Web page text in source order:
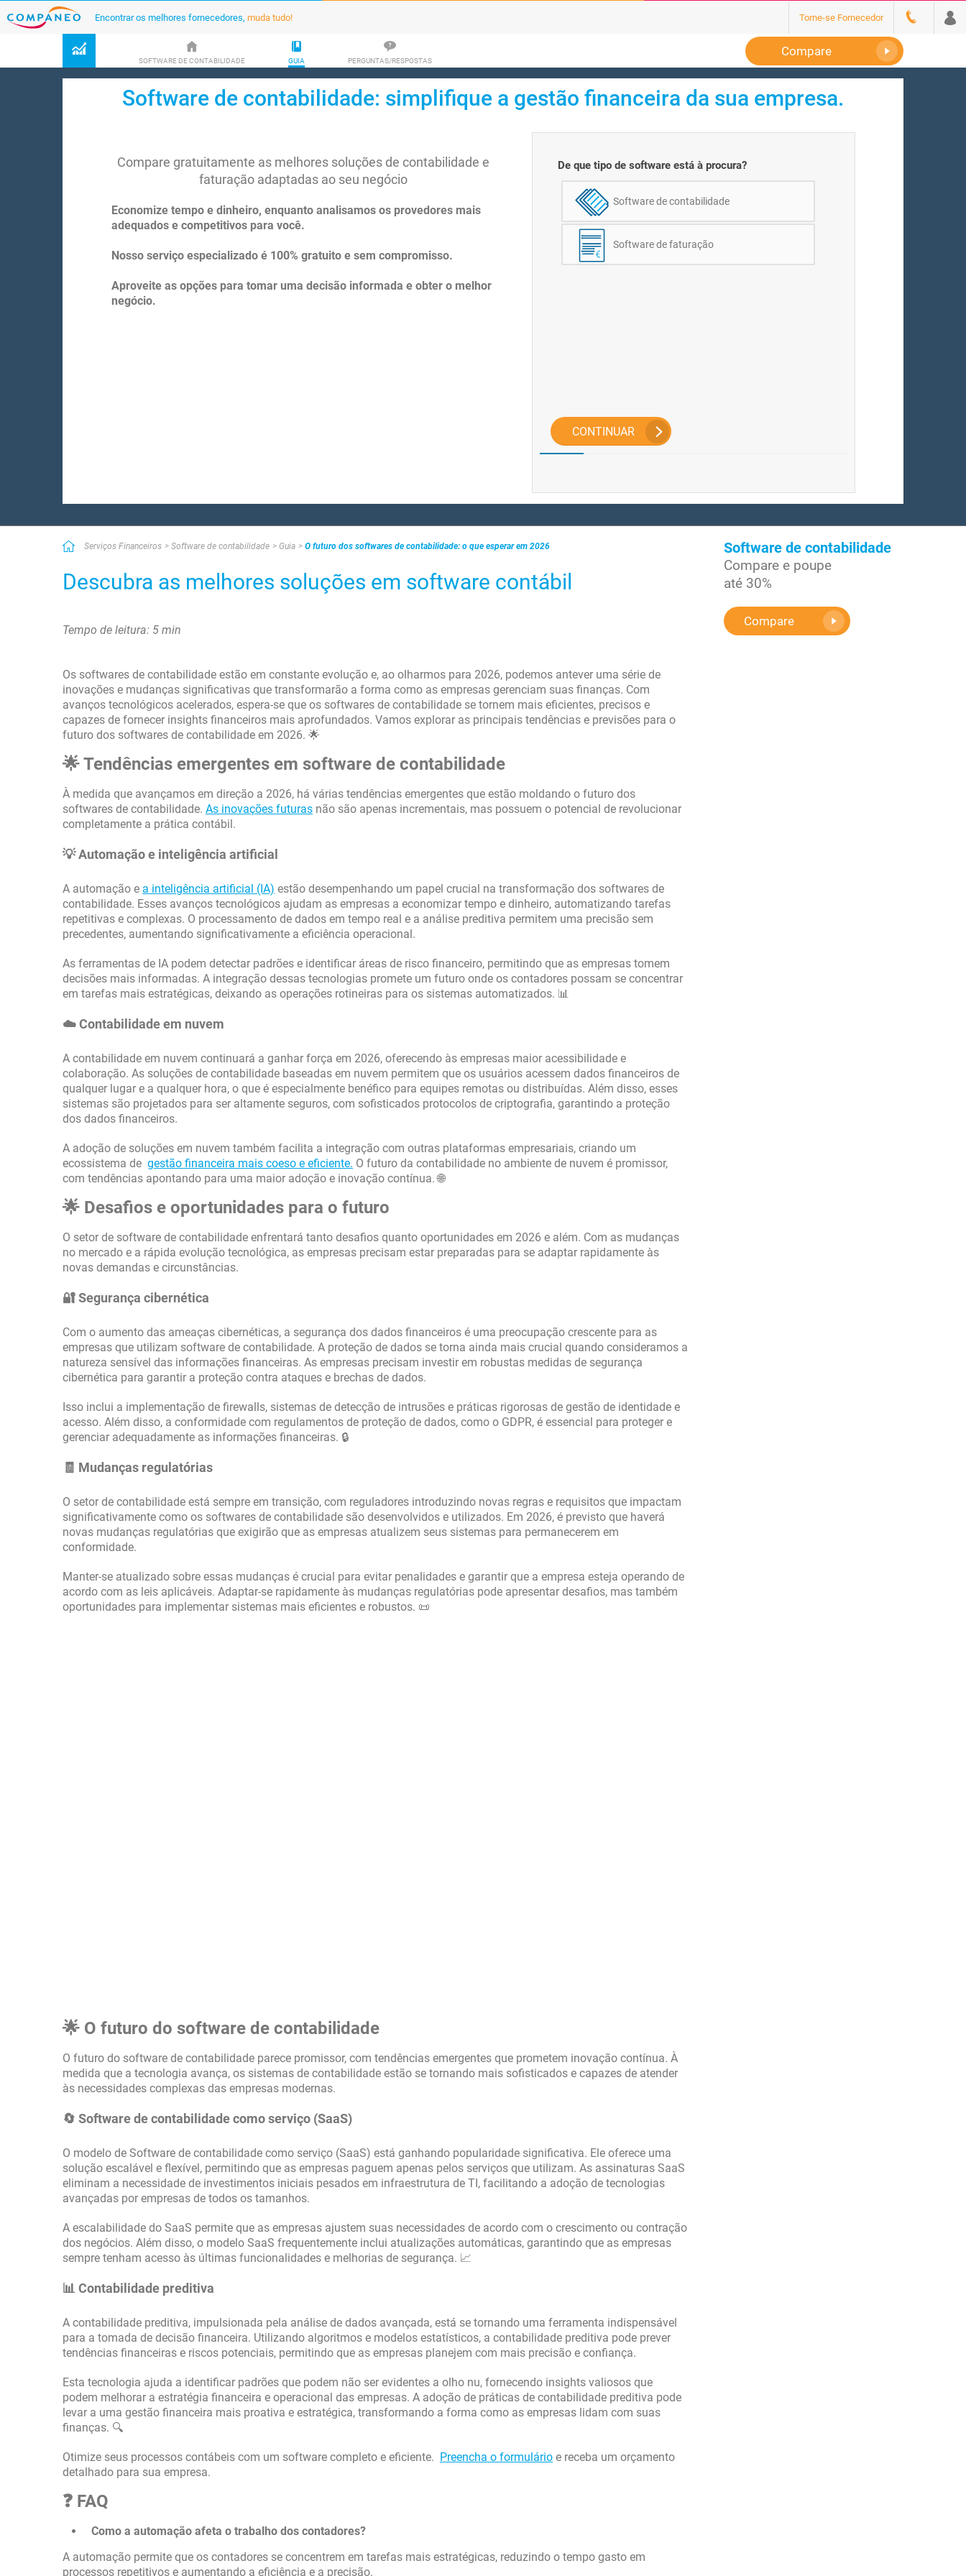
Encontrar os melhores fornecedores, muda tudo! Torne-se Fornecedor
SOFTWARE DE CONTABILIDADE GUIA PERGUNTAS/RESPOSTAS
Compare
Software de contabilidade: simplifique a gestão financeira da sua empresa.
Compare gratuitamente as melhores soluções de contabilidade e
faturação adaptadas ao seu negócio
Economize tempo e dinheiro, enquanto analisamos os provedores mais
adequados e competitivos para você.
Nosso serviço especializado é 100% gratuito e sem compromisso.
Aproveite as opções para tomar uma decisão informada e obter o melhor
negócio.
De que tipo de software está à procura?
Software de contabilidade
Software de faturação
CONTINUAR
Serviços Financeiros Software de contabilidade Guia O futuro dos softwares de contabilidade: o que esperar em 2026
Descubra as melhores soluções em software contábil
Tempo de leitura: 5 min
Os softwares de contabilidade estão em constante evolução e, ao olharmos para 2026, podemos antever uma série de
inovações e mudanças significativas que transformarão a forma como as empresas gerenciam suas finanças. Com
avanços tecnológicos acelerados, espera-se que os softwares de contabilidade se tornem mais eficientes, precisos e
capazes de fornecer insights financeiros mais aprofundados. Vamos explorar as principais tendências e previsões para o
futuro dos softwares de contabilidade em 2026. 🌟
🌟 Tendências emergentes em software de contabilidade
À medida que avançamos em direção a 2026, há várias tendências emergentes que estão moldando o futuro dos
softwares de contabilidade. As inovações futuras não são apenas incrementais, mas possuem o potencial de revolucionar
completamente a prática contábil.
💡 Automação e inteligência artificial
A automação e a inteligência artificial (IA) estão desempenhando um papel crucial na transformação dos softwares de
contabilidade. Esses avanços tecnológicos ajudam as empresas a economizar tempo e dinheiro, automatizando tarefas
repetitivas e complexas. O processamento de dados em tempo real e a análise preditiva permitem uma precisão sem
precedentes, aumentando significativamente a eficiência operacional.
As ferramentas de IA podem detectar padrões e identificar áreas de risco financeiro, permitindo que as empresas tomem
decisões mais informadas. A integração dessas tecnologias promete um futuro onde os contadores possam se concentrar
em tarefas mais estratégicas, deixando as operações rotineiras para os sistemas automatizados. 📊
☁️ Contabilidade em nuvem
A contabilidade em nuvem continuará a ganhar força em 2026, oferecendo às empresas maior acessibilidade e
colaboração. As soluções de contabilidade baseadas em nuvem permitem que os usuários acessem dados financeiros de
qualquer lugar e a qualquer hora, o que é especialmente benéfico para equipes remotas ou distribuídas. Além disso, esses
sistemas são projetados para ser altamente seguros, com sofisticados protocolos de criptografia, garantindo a proteção
dos dados financeiros.
A adoção de soluções em nuvem também facilita a integração com outras plataformas empresariais, criando um
ecossistema de gestão financeira mais coeso e eficiente. O futuro da contabilidade no ambiente de nuvem é promissor,
com tendências apontando para uma maior adoção e inovação contínua. 🌐
🌟 Desafios e oportunidades para o futuro
O setor de software de contabilidade enfrentará tanto desafios quanto oportunidades em 2026 e além. Com as mudanças
no mercado e a rápida evolução tecnológica, as empresas precisam estar preparadas para se adaptar rapidamente às
novas demandas e circunstâncias.
🔐 Segurança cibernética
Com o aumento das ameaças cibernéticas, a segurança dos dados financeiros é uma preocupação crescente para as
empresas que utilizam software de contabilidade. A proteção de dados se torna ainda mais crucial quando consideramos a
natureza sensível das informações financeiras. As empresas precisam investir em robustas medidas de segurança
cibernética para garantir a proteção contra ataques e brechas de dados.
Isso inclui a implementação de firewalls, sistemas de detecção de intrusões e práticas rigorosas de gestão de identidade e
acesso. Além disso, a conformidade com regulamentos de proteção de dados, como o GDPR, é essencial para proteger e
gerenciar adequadamente as informações financeiras. 🔒
🧾 Mudanças regulatórias
O setor de contabilidade está sempre em transição, com reguladores introduzindo novas regras e requisitos que impactam
significativamente como os softwares de contabilidade são desenvolvidos e utilizados. Em 2026, é previsto que haverá
novas mudanças regulatórias que exigirão que as empresas atualizem seus sistemas para permanecerem em
conformidade.
Manter-se atualizado sobre essas mudanças é crucial para evitar penalidades e garantir que a empresa esteja operando de
acordo com as leis aplicáveis. Adaptar-se rapidamente às mudanças regulatórias pode apresentar desafios, mas também
oportunidades para implementar sistemas mais eficientes e robustos. 📜
🌟 O futuro do software de contabilidade
O futuro do software de contabilidade parece promissor, com tendências emergentes que prometem inovação contínua. À
medida que a tecnologia avança, os sistemas de contabilidade estão se tornando mais sofisticados e capazes de atender
às necessidades complexas das empresas modernas.
🔄 Software de contabilidade como serviço (SaaS)
O modelo de Software de contabilidade como serviço (SaaS) está ganhando popularidade significativa. Ele oferece uma
solução escalável e flexível, permitindo que as empresas paguem apenas pelos serviços que utilizam. As assinaturas SaaS
eliminam a necessidade de investimentos iniciais pesados em infraestrutura de TI, facilitando a adoção de tecnologias
avançadas por empresas de todos os tamanhos.
A escalabilidade do SaaS permite que as empresas ajustem suas necessidades de acordo com o crescimento ou contração
dos negócios. Além disso, o modelo SaaS frequentemente inclui atualizações automáticas, garantindo que as empresas
sempre tenham acesso às últimas funcionalidades e melhorias de segurança. 📈
📊 Contabilidade preditiva
A contabilidade preditiva, impulsionada pela análise de dados avançada, está se tornando uma ferramenta indispensável
para a tomada de decisão financeira. Utilizando algoritmos e modelos estatísticos, a contabilidade preditiva pode prever
tendências financeiras e riscos potenciais, permitindo que as empresas planejem com mais precisão e confiança.
Esta tecnologia ajuda a identificar padrões que podem não ser evidentes a olho nu, fornecendo insights valiosos que
podem melhorar a estratégia financeira e operacional das empresas. A adoção de práticas de contabilidade preditiva pode
levar a uma gestão financeira mais proativa e estratégica, transformando a forma como as empresas lidam com suas
finanças. 🔍
Otimize seus processos contábeis com um software completo e eficiente. Preencha o formulário e receba um orçamento
detalhado para sua empresa.
❓ FAQ
Como a automação afeta o trabalho dos contadores?
A automação permite que os contadores se concentrem em tarefas mais estratégicas, reduzindo o tempo gasto em
processos repetitivos e aumentando a eficiência e a precisão.
Software de contabilidade
Compare e poupe
até 30%
Compare